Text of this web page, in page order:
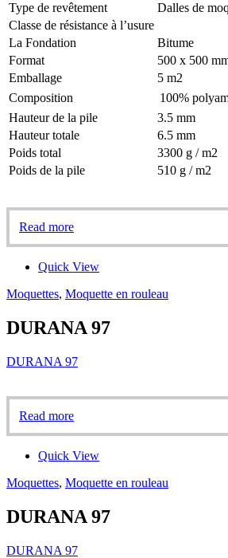
Type de revêtement
Dalles de
Classe de résistance à l’usure
La Fondation
Bitume
Format
500 x 500
Emballage
5 m2
Composition
100%
Hauteur de la pile
3.5 mm
Hauteur totale
6.5 mm
Poids total
3300 g / m2
Poids de la pile
510 g / m2
Read more
Quick View
Moquettes, Moquette en rouleau
DURANA 97
DURANA 97
Read more
Quick View
Moquettes, Moquette en rouleau
DURANA 97
DURANA 97